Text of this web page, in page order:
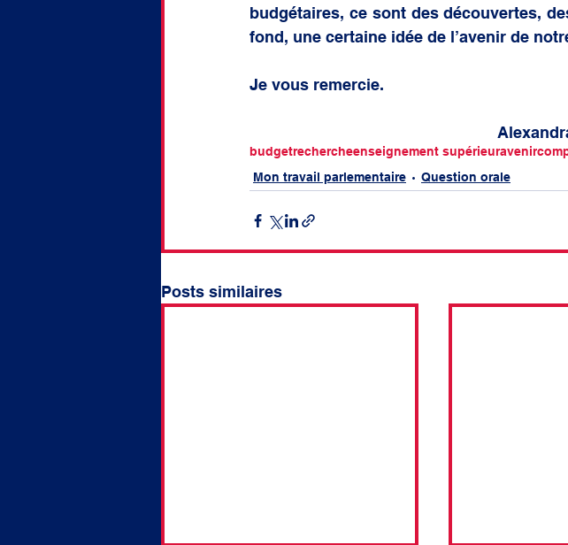
budgétaires, ce sont des découvertes,
fond, une certaine idée de l’avenir de
Je vous remercie.
budgetrechercheenseignement supérieuravenir
Mon travail parlementaire
Question orale
Posts similaires